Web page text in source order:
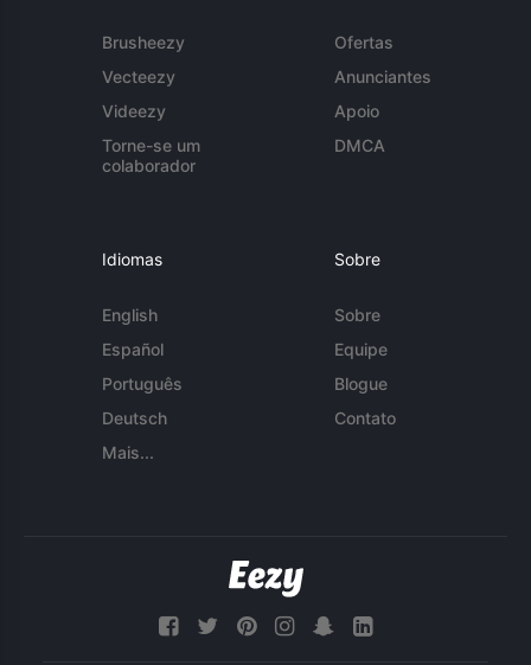
Brusheezy
Vecteezy
Videezy
Torne-se um
colaborador
Ofertas
Anunciantes
Apoio
DMCA
Idiomas
English
Español
Português
Deutsch
Mais...
Sobre
Sobre
Equipe
Blogue
Contato